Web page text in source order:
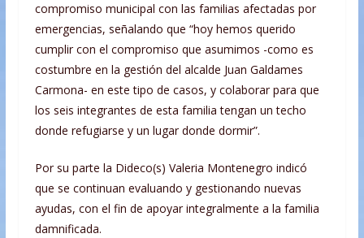
compromiso municipal con las familias afectadas por
emergencias, señalando que “hoy hemos querido
cumplir con el compromiso que asumimos -como es
costumbre en la gestión del alcalde Juan Galdames
Carmona- en este tipo de casos, y colaborar para que
los seis integrantes de esta familia tengan un techo
donde refugiarse y un lugar donde dormir”.
Por su parte la Dideco(s) Valeria Montenegro indicó
que se continuan evaluando y gestionando nuevas
ayudas, con el fin de apoyar integralmente a la familia
damnificada.